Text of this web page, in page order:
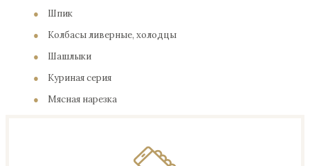
●
Шпик
●
Колбасы ливерные, холодцы
●
Шашлыки
●
Куриная серия
●
Мясная нарезка